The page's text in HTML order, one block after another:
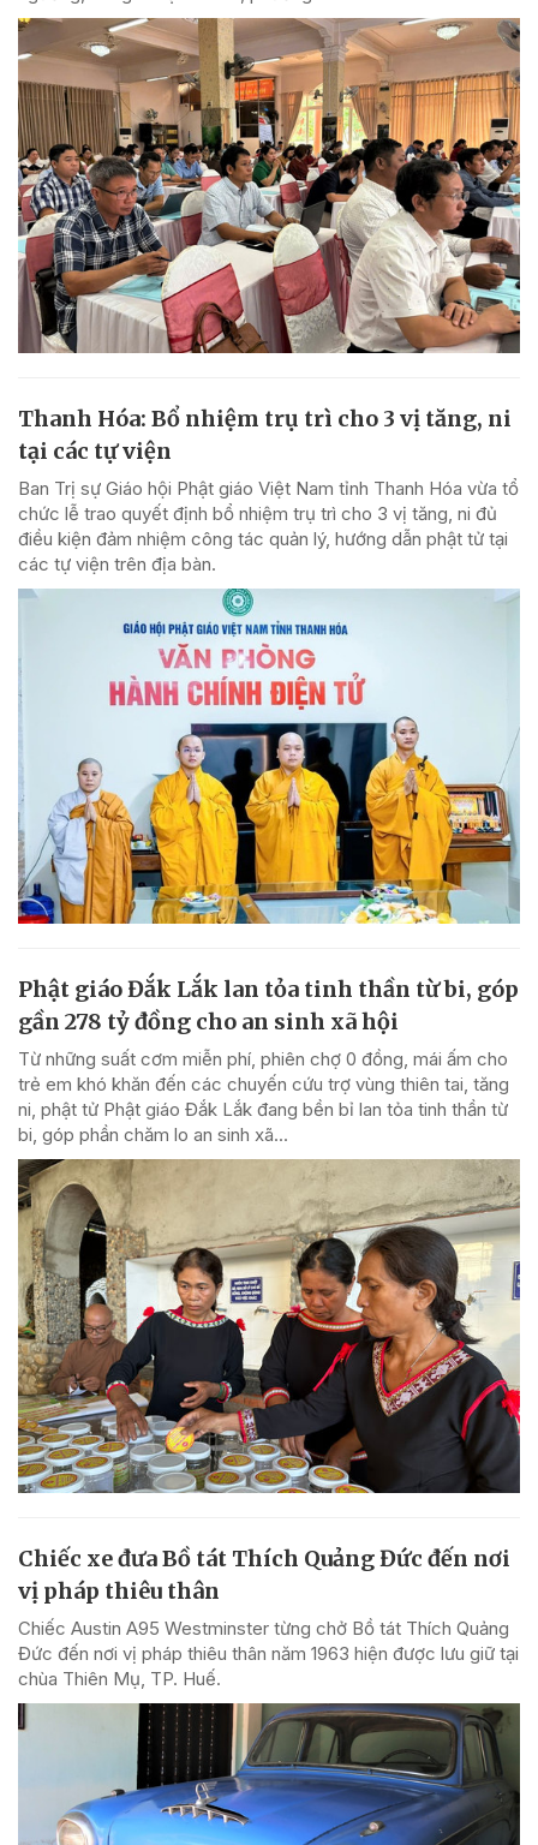
Thanh Hóa: Bổ nhiệm trụ trì cho 3 vị tăng, ni
tại các tự viện
Ban Trị sự Giáo hội Phật giáo Việt Nam tỉnh Thanh Hóa vừa tổ
chức lễ trao quyết định bổ nhiệm trụ trì cho 3 vị tăng, ni đủ
điều kiện đảm nhiệm công tác quản lý, hướng dẫn phật tử tại
các tự viện trên địa bàn.
Phật giáo Đắk Lắk lan tỏa tinh thần từ bi, góp
gần 278 tỷ đồng cho an sinh xã hội
Từ những suất cơm miễn phí, phiên chợ 0 đồng, mái ấm cho
trẻ em khó khăn đến các chuyến cứu trợ vùng thiên tai, tăng
ni, phật tử Phật giáo Đắk Lắk đang bền bỉ lan tỏa tinh thần từ
bi, góp phần chăm lo an sinh xã...
Chiếc xe đưa Bồ tát Thích Quảng Đức đến nơi
vị pháp thiêu thân
Chiếc Austin A95 Westminster từng chở Bồ tát Thích Quảng
Đức đến nơi vị pháp thiêu thân năm 1963 hiện được lưu giữ tại
chùa Thiên Mụ, TP. Huế.